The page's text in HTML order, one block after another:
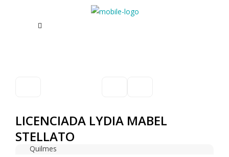
LICENCIADA LYDIA MABEL
STELLATO
Quilmes